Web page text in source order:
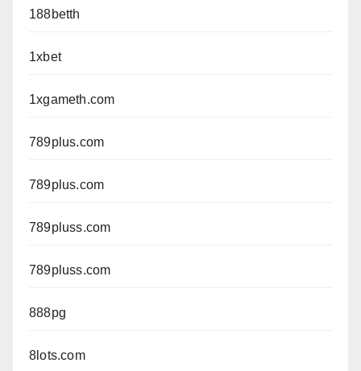
188betth
1xbet
1xgameth.com
789plus.com
789plus.com
789pluss.com
789pluss.com
888pg
8lots.com